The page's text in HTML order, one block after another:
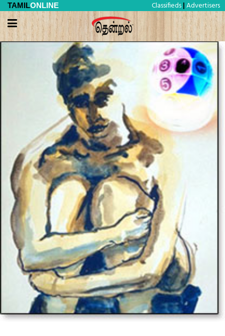
TAMILONLINE Classifieds | Advertisers